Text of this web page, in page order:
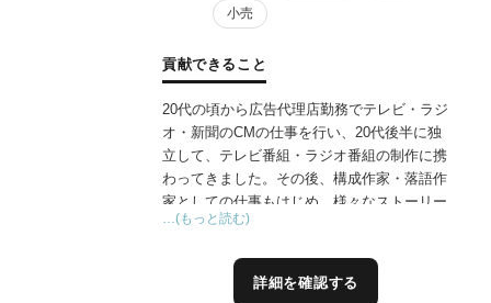
小売
貢献できること
20代の頃から広告代理店勤務でテレビ・ラジ
オ・新聞のCMの仕事を行い、20代後半に独
立して、テレビ番組・ラジオ番組の制作に携
わってきました。その後、構成作家・落語作
家としての仕事もはじめ、様々なストーリー
を作ってきました。これらの経験を活かし
えるストーリーを作って訴求することによ
り、様々な企業の知名度獲得・販路拡大・売
…(もっと読む)
詳細を確認する